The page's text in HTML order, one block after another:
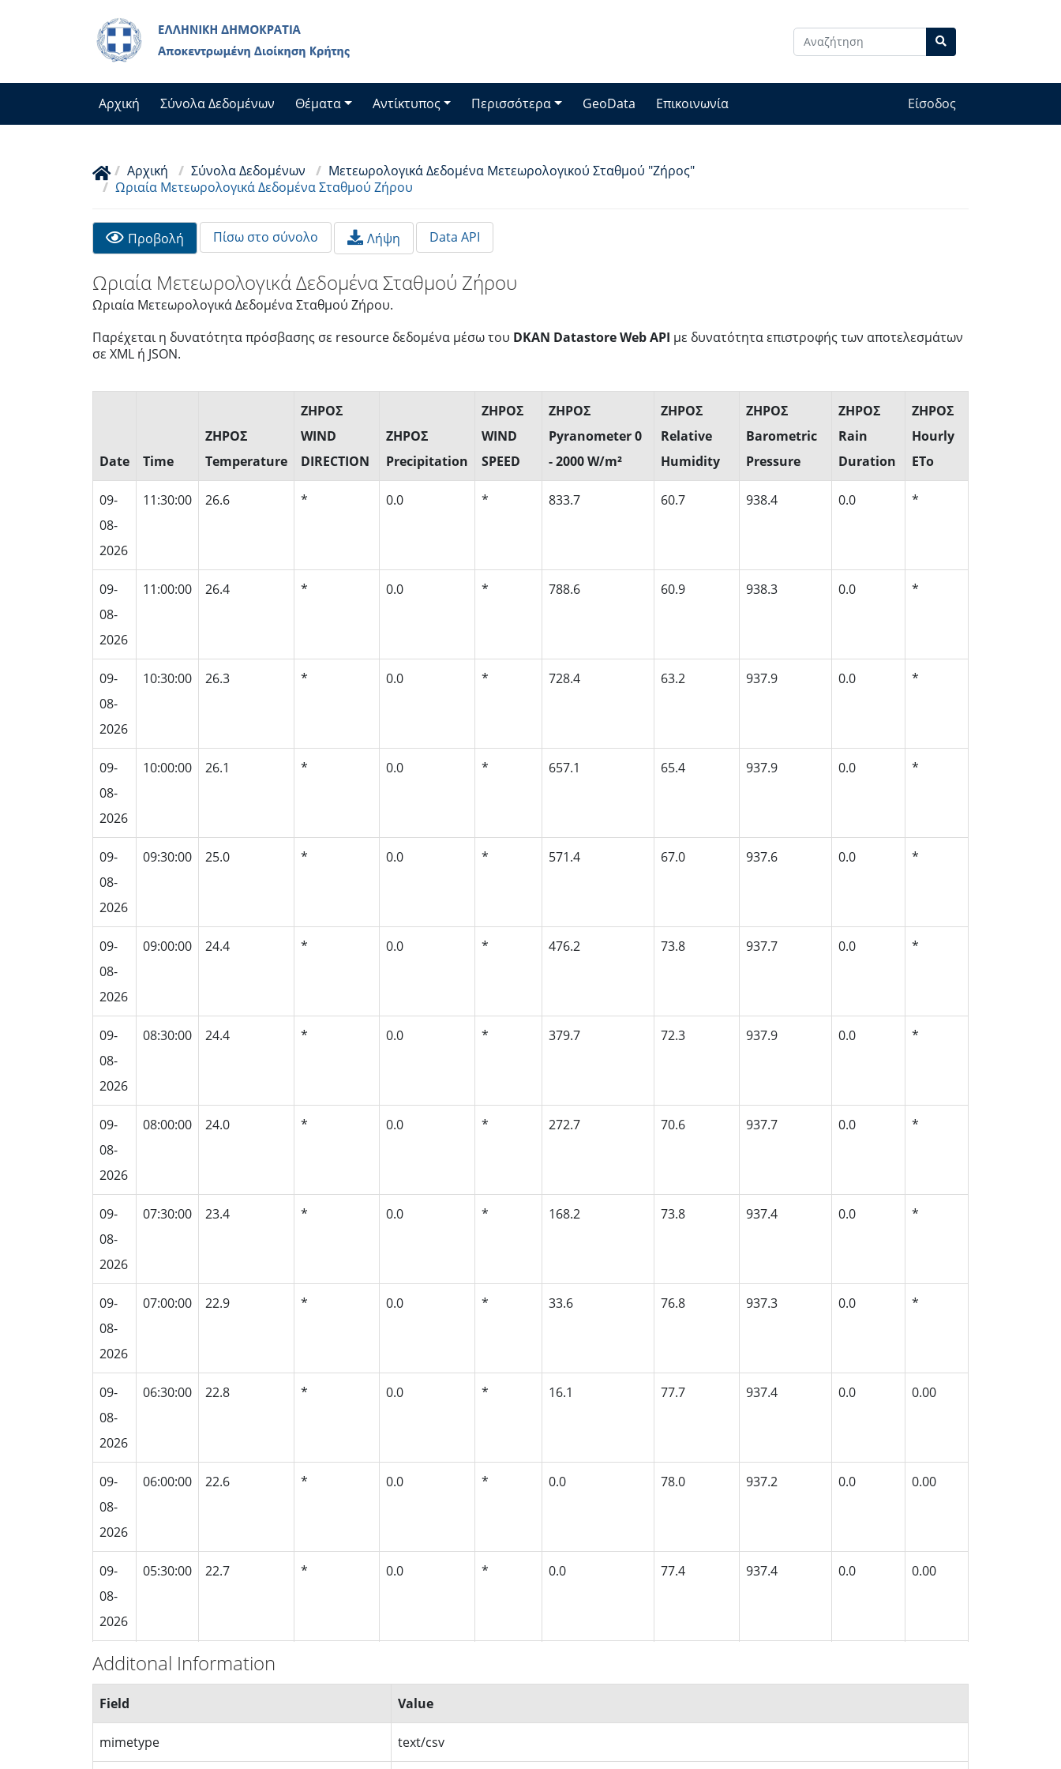
Αρχική Σύνολα Δεδομένων Θέματα Αντίκτυπος Περισσότερα GeoData Επικοινωνία Είσοδος
Αρχική Σύνολα Δεδομένων
Μετεωρολογικά Δεδομένα Μετεωρολογικού Σταθμού "Ζήρος"
Ωριαία Μετεωρολογικά Δεδομένα Σταθμού Ζήρου
Primary
tabsΠροβολή Πίσω στο σύνολο Λήψη Data API
Ωριαία Μετεωρολογικά Δεδομένα Σταθμού Ζήρου
Ωριαία Μετεωρολογικά Δεδομένα Σταθμού Ζήρου.
Παρέχεται η δυνατότητα πρόσβασης σε resource δεδομένα μέσω του DKAN Datastore Web API με δυνατότητα επιστροφής των αποτελεσμάτων
σε XML ή JSON.
Date Time
ΖΗΡΟΣ
Temperature
ΖΗΡΟΣ
WIND
DIRECTION
ΖΗΡΟΣ
Precipitation
ΖΗΡΟΣ
WIND
SPEED
ΖΗΡΟΣ
Pyranometer 0
- 2000 W/m²
ΖΗΡΟΣ
Relative
Humidity
ΖΗΡΟΣ
Barometric
Pressure
ΖΗΡΟΣ
Rain
Duration
ΖΗΡΟΣ
Hourly
ETo
09-
08-
2026
11:30:00 26.6 * 0.0 * 833.7 60.7 938.4 0.0 *
09-
08-
2026
11:00:00 26.4 * 0.0 * 788.6 60.9 938.3 0.0 *
09-
08-
2026
10:30:00 26.3 * 0.0 * 728.4 63.2 937.9 0.0 *
09-
08-
2026
10:00:00 26.1 * 0.0 * 657.1 65.4 937.9 0.0 *
09-
08-
2026
09:30:00 25.0 * 0.0 * 571.4 67.0 937.6 0.0 *
09-
08-
2026
09:00:00 24.4 * 0.0 * 476.2 73.8 937.7 0.0 *
09-
08-
2026
08:30:00 24.4 * 0.0 * 379.7 72.3 937.9 0.0 *
09-
08-
2026
08:00:00 24.0 * 0.0 * 272.7 70.6 937.7 0.0 *
09-
08-
2026
07:30:00 23.4 * 0.0 * 168.2 73.8 937.4 0.0 *
09-
08-
2026
07:00:00 22.9 * 0.0 * 33.6 76.8 937.3 0.0 *
09-
08-
2026
06:30:00 22.8 * 0.0 * 16.1 77.7 937.4 0.0 0.00
09-
08-
2026
06:00:00 22.6 * 0.0 * 0.0 78.0 937.2 0.0 0.00
09-
08-
2026
05:30:00 22.7 * 0.0 * 0.0 77.4 937.4 0.0 0.00
09-
08-
2026
05:00:00 22.9
09-
04:30:00 0.0
Additonal Information
Field Value
mimetype text/csv